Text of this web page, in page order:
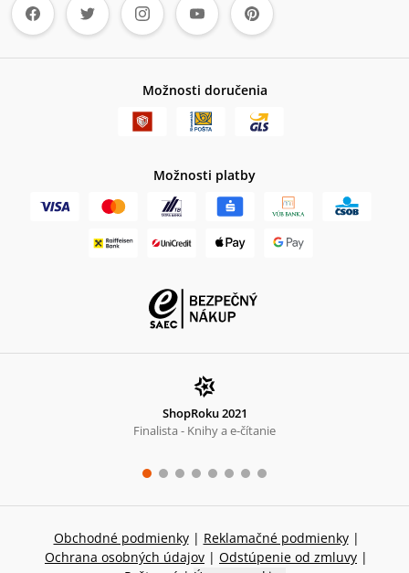
Možnosti doručenia
Možnosti platby
ShopRoku 2021
Finalista - Knihy a e-čítanie
Obchodné podmienky | Reklamačné podmienky |
Ochrana osobných údajov | Odstúpenie od zmluvy |